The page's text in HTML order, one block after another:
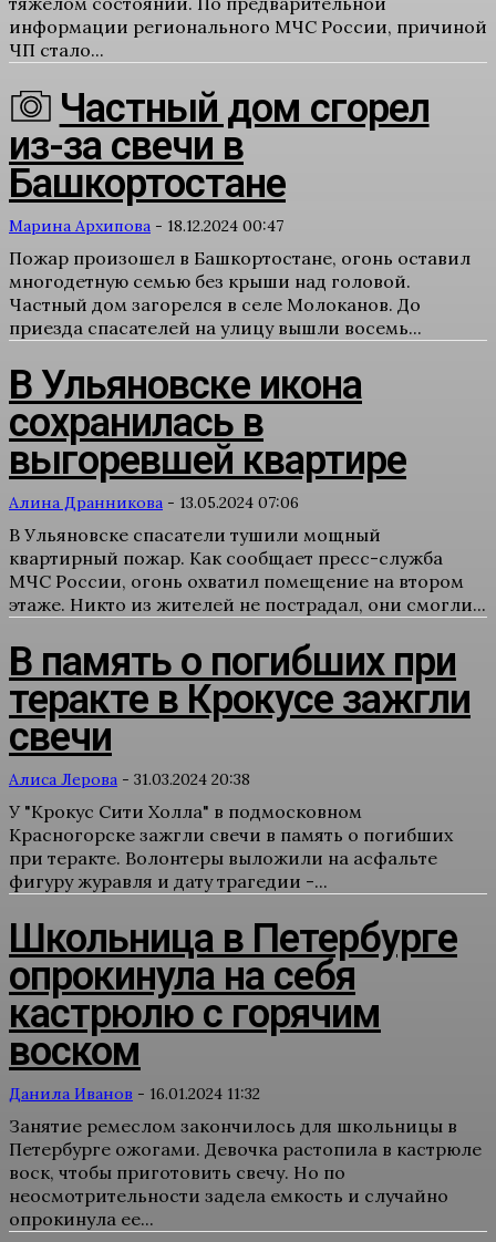
информации регионального МЧС России, причиной
ЧП стало...
Частный дом сгорел
из-за свечи в
Башкортостане
Марина Архипова - 18.12.2024 00:47
Пожар произошел в Башкортостане, огонь оставил
многодетную семью без крыши над головой.
Частный дом загорелся в селе Молоканов. До
приезда спасателей на улицу вышли восемь...
В Ульяновске икона
сохранилась в
выгоревшей квартире
Алина Дранникова - 13.05.2024 07:06
В Ульяновске спасатели тушили мощный
квартирный пожар. Как сообщает пресс-служба
МЧС России, огонь охватил помещение на втором
этаже. Никто из жителей не пострадал, они смогли...
В память о погибших при
теракте в Крокусе зажгли
свечи
Алиса Лерова - 31.03.2024 20:38
У "Крокус Сити Холла" в подмосковном
Красногорске зажгли свечи в память о погибших
при теракте. Волонтеры выложили на асфальте
фигуру журавля и дату трагедии -...
Школьница в Петербурге
опрокинула на себя
кастрюлю с горячим
воском
Данила Иванов - 16.01.2024 11:32
Занятие ремеслом закончилось для школьницы в
Петербурге ожогами. Девочка растопила в кастрюле
воск, чтобы приготовить свечу. Но по
неосмотрительности задела емкость и случайно
опрокинула ее...